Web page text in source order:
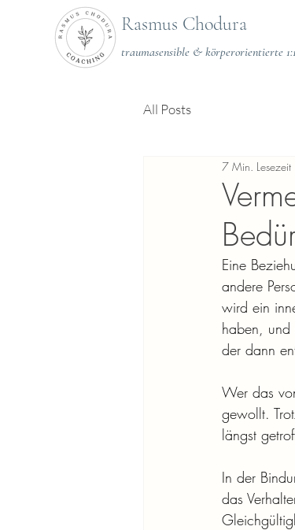
Rasmus Chodura
traumasensible & körperorientierte
All Posts
7 Min. Lesezeit
Eine
andere
wird ein
haben, und
der dann
Wer das
gewollt.
längst
In der
das